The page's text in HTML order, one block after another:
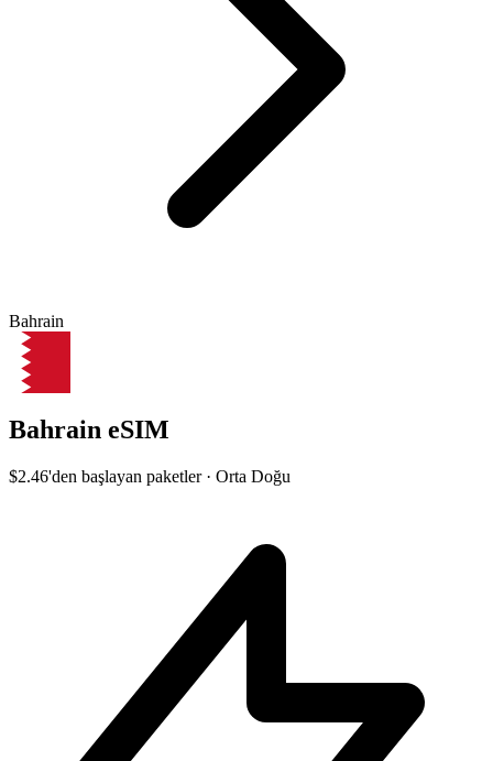
Bahrain
Bahrain eSIM
$2.46'den başlayan paketler · Orta Doğu